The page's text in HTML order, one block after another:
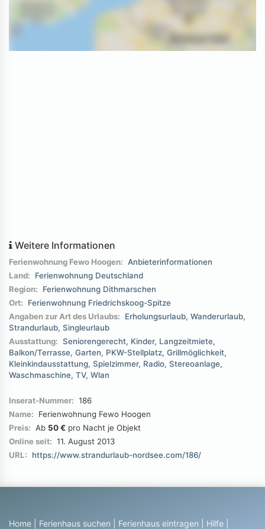
Weitere Informationen
Ferienwohnung Fewo Hoogen: Anbieterinformationen
Land:
Ferienwohnung Deutschland
Region:
Ferienwohnung Dithmarschen
Ort:
Ferienwohnung Friedrichskoog-Spitze
Angaben zur Art des Urlaubs:
Erholungsurlaub Wanderurlaub
Strandurlaub Singleurlaub
Ausstattung: Seniorengerecht Kinder Langzeitmiete
Balkon/Terrasse Garten PKW-Stellplatz Grillmöglichkeit
Kleinkindausstattung Spielzimmer Radio Stereoanlage
Waschmaschine TV Wlan
Inserat-Nummer: 186
Name:
Ferienwohnung Fewo Hoogen
Preis: Ab 50 € pro Nacht je Objekt
Online seit: 11. August 2013
URL:
https://www.strandurlaub-nordsee.com/186/
Home Ferienhaus suchen Ferienhaus eintragen Hilfe